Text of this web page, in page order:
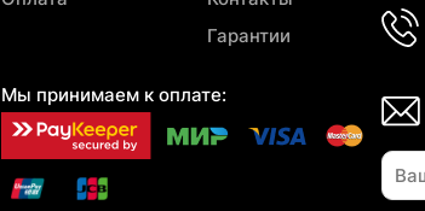
Мы принимаем к оплате:
Гарантии